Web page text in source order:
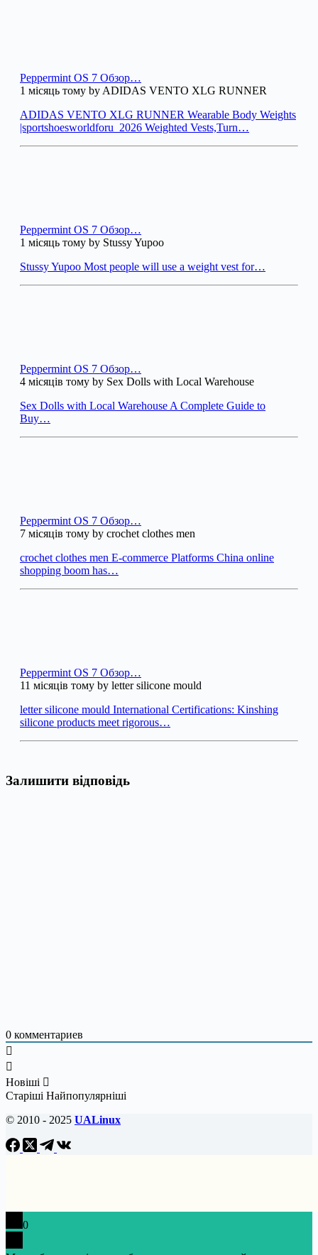
Peppermint OS 7 Обзор…
1 місяць тому by ADIDAS VENTO XLG RUNNER
ADIDAS VENTO XLG RUNNER Wearable Body Weights
|sportshoesworldforu_2026 Weighted Vests,Turn…
Peppermint OS 7 Обзор…
1 місяць тому by Stussy Yupoo
Stussy Yupoo Most people will use a weight vest for…
Peppermint OS 7 Обзор…
4 місяців тому by Sex Dolls with Local Warehouse
Sex Dolls with Local Warehouse A Complete Guide to
Buy…
Peppermint OS 7 Обзор…
7 місяців тому by crochet clothes men
crochet clothes men E-commerce Platforms China online
shopping boom has…
Peppermint OS 7 Обзор…
11 місяців тому by letter silicone mould
letter silicone mould International Certifications: Kinshing
silicone products meet rigorous…
Залишити відповідь
0 комментариев
Новіші
Старіші Найпопулярніші
© 2010 - 2025 UALinux
0